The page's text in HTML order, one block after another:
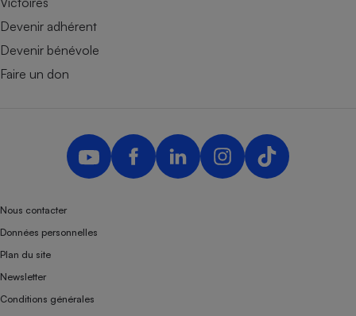
Devenir adhérent
Devenir bénévole
Faire un don
Nous contacter
Données personnelles
Plan du site
Newsletter
Conditions générales